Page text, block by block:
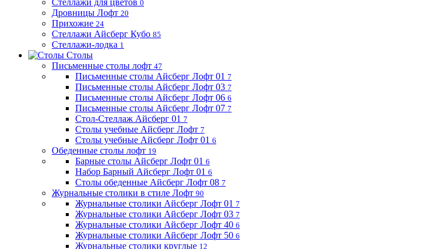
Стеллажи для цветов 0
Дровницы Лофт 20
Прихожие 24
Стеллажи Айсберг Кубо 85
Стеллажи-лодка 1
Столы
Письменные столы лофт 47
Письменные столы Айсберг Лофт 01 7
Письменные столы Айсберг Лофт 03 7
Письменные столы Айсберг Лофт 06 6
Письменные столы Айсберг Лофт 07 7
Стол-Стеллаж Айсберг 01 7
Столы учебные Айсберг Лофт 7
Столы учебные Айсберг Лофт 01 6
Обеденные столы лофт 19
Барные столы Айсберг Лофт 01 6
Набор Барный Айсберг Лофт 01 6
Столы обеденные Айсберг Лофт 08 7
Журнальные столики в стиле Лофт 90
Журнальные столики Айсберг Лофт 01 7
Журнальные столики Айсберг Лофт 03 7
Журнальные столики Айсберг Лофт 40 6
Журнальные столики Айсберг Лофт 50 6
Журнальные столики круглые 12